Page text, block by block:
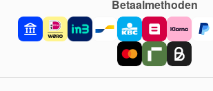
Betaalmethoden